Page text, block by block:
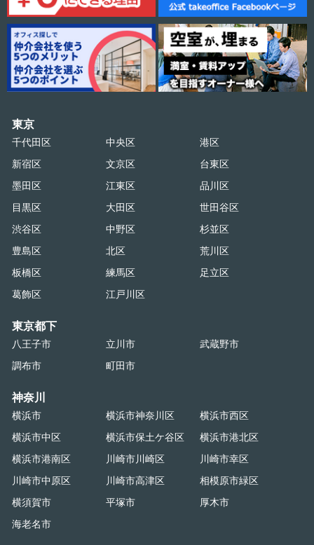
東京
千代田区 中央区
港区
新宿区
文京区
台東区
墨田区
江東区
品川区
目黒区
大田区
世田谷区
渋谷区
中野区
杉並区
豊島区
北区
荒川区
板橋区
練馬区
足立区
葛飾区
江戸川区
東京都下
八王子市 立川市
武蔵野市
調布市
町田市
神奈川
横浜市 横浜市神奈川区
横浜市西区
横浜市中区
横浜市保土ケ谷区
横浜市港北区
横浜市港南区
川崎市川崎区
川崎市幸区
川崎市中原区
川崎市高津区
相模原市緑区
横須賀市
平塚市
厚木市
海老名市